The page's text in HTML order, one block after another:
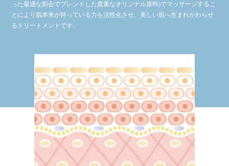
った最適な割合でブレンドした貴重なオリジナル原料)でマッサージするこ
とにより肌本来が持っている力を活性化させ、美しい肌へ生まれかわらせ
るトリートメントです。